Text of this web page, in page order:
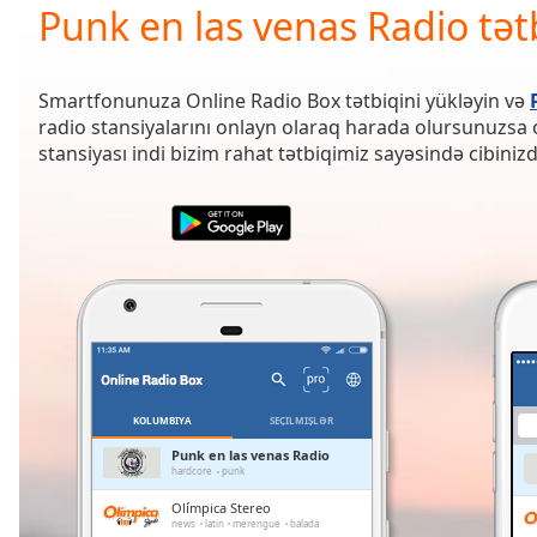
Current
Time0:00
Duration
-:-
Loaded:
0.00%
Remaining
Punk en las venas Radio
Smartfonunuza Online Radio Box tətbiqini yükləyin və
radio stansiyalarını onlayn olaraq harada
stansiyası indi bizim rahat tətbiqimiz sayəsində
KOLUMBIYA SEÇILMIŞLƏR
Punk en las venas Radio
hardcore punk
Olímpica Stereo
news latin merengue balada